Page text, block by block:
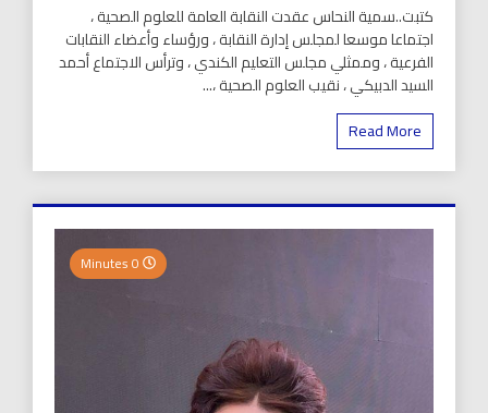
كتبت..سمية النحاس عقدت النقابة العامة للعلوم الصحية ،
اجتماعا موسعا لمجلس إدارة النقابة ، ورؤساء وأعضاء النقابات
الفرعية ، وممثلي مجلس التعليم الكندي ، وترأس الاجتماع أحمد
السيد الدبيكي ، نقيب العلوم الصحية ،...
Read More